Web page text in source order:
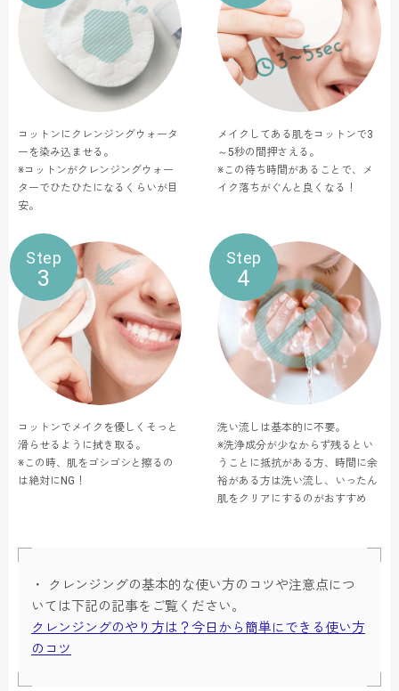
コットンにクレンジングウォータ
ーを染み込ませる。
※コットンがクレンジングウォー
ターでひたひたになるくらいが目
安。
メイクしてある肌をコットンで3
～5秒の間押さえる。
※この待ち時間があることで、メ
イク落ちがぐんと良くなる！
Step
3
コットンでメイクを優しくそっと
滑らせるように拭き取る。
※この時、肌をゴシゴシと擦るの
は絶対にNG！
Step
4
洗い流しは基本的に不要。
※洗浄成分が少なからず残るとい
うことに抵抗がある方、時間に余
裕がある方は洗い流し、いったん
肌をクリアにするのがおすすめ
クレンジングの基本的な使い方のコツや注意点につ
いては下記の記事をご覧ください。
クレンジングのやり方は？今日から簡単にできる使い方
のコツ